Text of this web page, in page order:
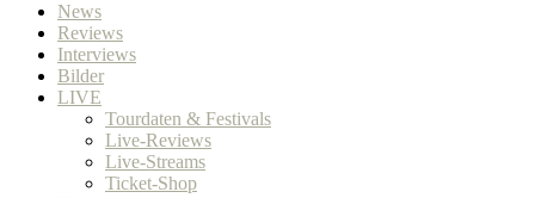
News
Reviews
Interviews
Bilder
LIVE
Tourdaten & Festivals
Live-Reviews
Live-Streams
Ticket-Shop